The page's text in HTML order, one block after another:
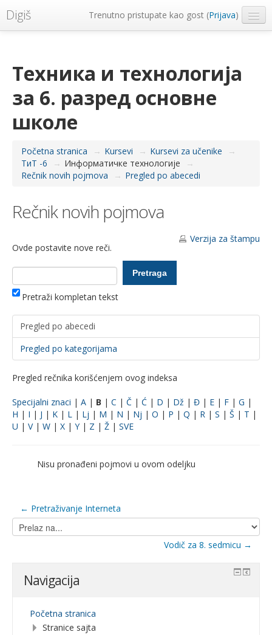
Digiš Trenutno pristupate kao gost (Prijava)
Техника и технологија
за 6. разред основне
школе
Početna stranica → Kursevi → Kursevi za učenike
→
ТиТ -6
→ Информатичке технологије
→
Rečnik novih pojmova
→ Pregled po abecedi
Rečnik novih pojmova
Verzija za štampu
Ovde postavite nove reči.
Pretraži kompletan tekst
Pregled po abecedi
Pregled po kategorijama
Pregled rečnika korišćenjem ovog indeksa
Specijalni znaci | A | B | C | Č | Ć | D | Dž | Đ | E | F | G |
H | I | J | K | L | Lj | M | N | Nj | O | P | Q | R | S | Š | T |
U | V| W | X | Y| Z | Ž | SVE
Nisu pronađeni pojmovi u ovom odeljku
← Pretraživanje Interneta
Prelaz
na...
Vodič za 8. sedmicu →
Navigacija
Početna stranica
Stranice sajta